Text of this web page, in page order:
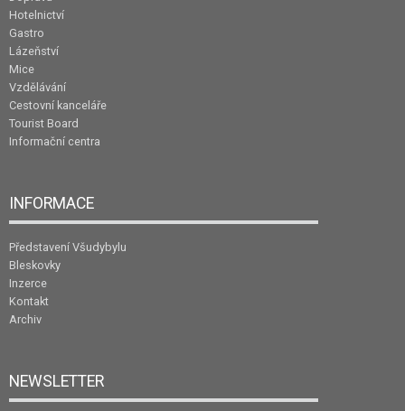
Hotelnictví
Gastro
Lázeňství
Mice
Vzdělávání
Cestovní kanceláře
Tourist Board
Informační centra
INFORMACE
Představení Všudybylu
Bleskovky
Inzerce
Kontakt
Archiv
NEWSLETTER